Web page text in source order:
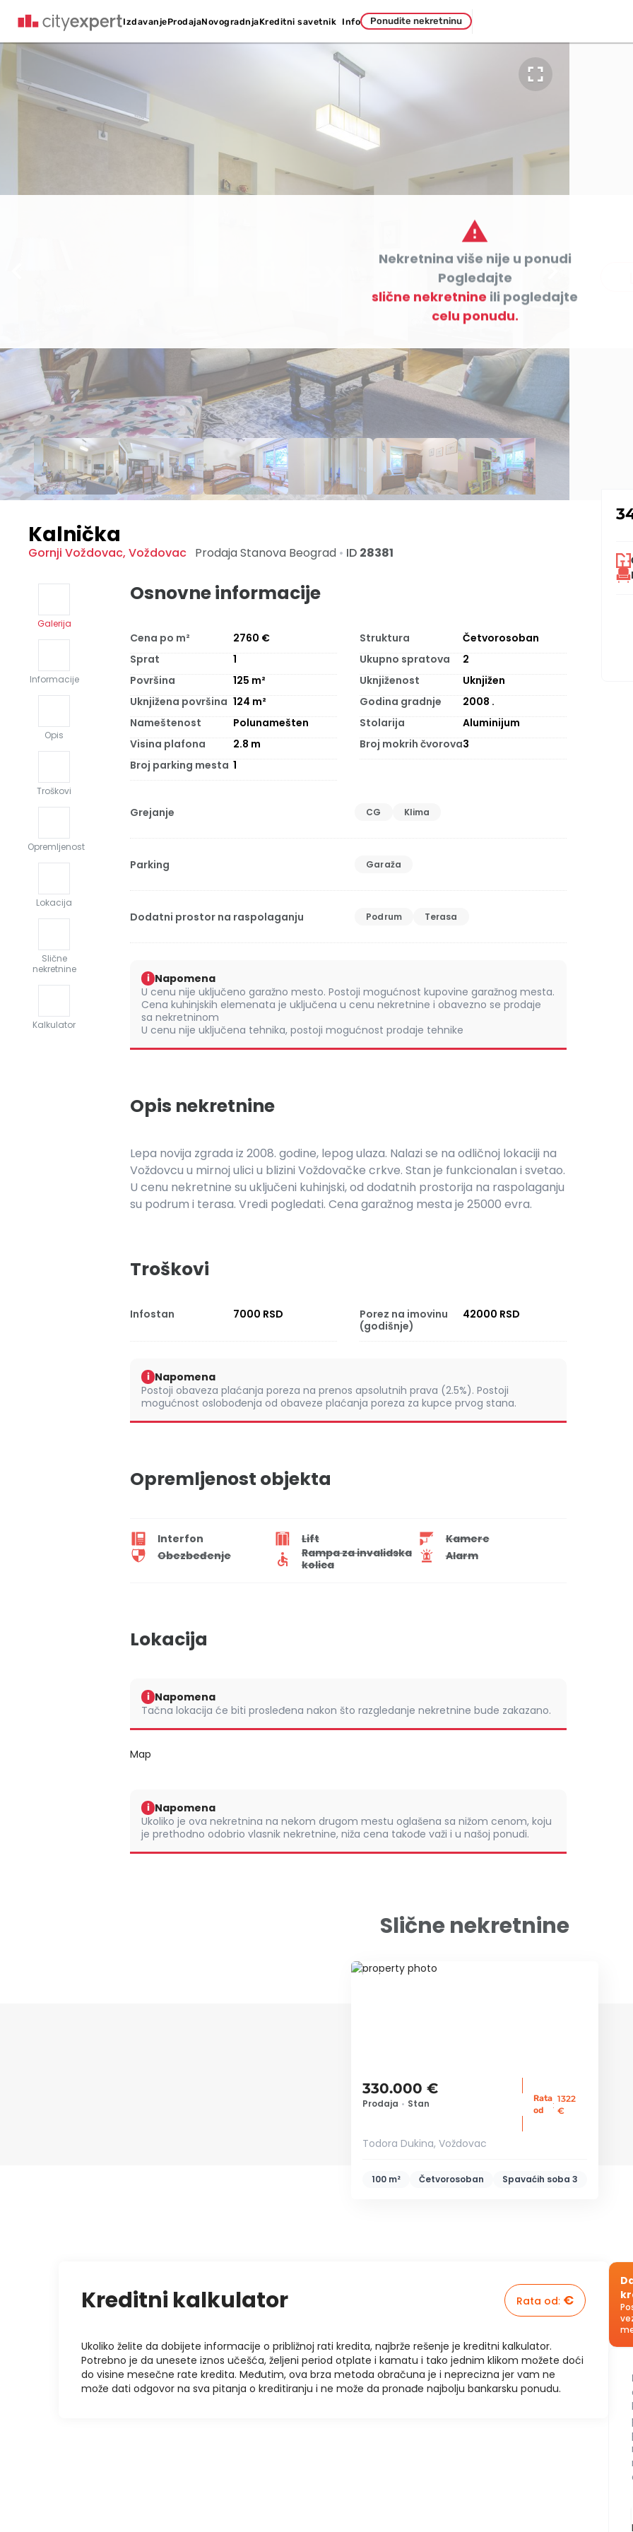
IzdavanjeProdajaNovogradnjaKreditni savetnik Info Ponudite nekretninu



Nekretnina više nije u ponudi
Pogledajte
slične nekretnine ili pogledajte
celu ponudu.
Kalnička
Gornji Voždovac, Voždovac Prodaja Stanova Beograd • ID 28381
Galerija
Informacije
Opis
Troškovi
Opremljenost
Lokacija
Slične
nekretnine
Kalkulator
Osnovne informacije
Cena po m² 2760 € Struktura
Četvorosoban
Sprat
1 Ukupno spratova
2
Površina
125 m² Uknjiženost
Uknjižen
Uknjižena površina 124 m² Godina gradnje 2008 .
Nameštenost
Polunamešten Stolarija
Aluminijum
Visina plafona
2.8 m Broj mokrih čvorova3
Broj parking mesta 1
Grejanje CG Klima
Parking Garaža
Dodatni prostor na raspolaganju Podrum Terasa
i Napomena
U cenu nije uključeno garažno mesto. Postoji mogućnost kupovine garažnog mesta.
Cena kuhinjskih elemenata je uključena u cenu nekretnine i obavezno se prodaje
sa nekretninom
U cenu nije uključena tehnika, postoji mogućnost prodaje tehnike
Opis nekretnine
Lepa novija zgrada iz 2008. godine, lepog ulaza. Nalazi se na odličnoj lokaciji na
Voždovcu u mirnoj ulici u blizini Voždovačke crkve. Stan je funkcionalan i svetao.
U cenu nekretnine su uključeni kuhinjski, od dodatnih prostorija na raspolaganju
su podrum i terasa. Vredi pogledati. Cena garažnog mesta je 25000 evra.
Troškovi
Infostan 7000 RSD
Porez na imovinu
(godišnje)
42000 RSD
i Napomena
Postoji obaveza plaćanja poreza na prenos apsolutnih prava (2.5%). Postoji
mogućnost oslobođenja od obaveze plaćanja poreza za kupce prvog stana.
Opremljenost objekta
Interfon Lift
Kamere
Obezbeđenje
Rampa za invalidska
kolica
Alarm
Lokacija
i Napomena
Tačna lokacija će biti prosleđena nakon što razgledanje nekretnine bude zakazano.
Map
i Napomena
Ukoliko je ova nekretnina na nekom drugom mestu oglašena sa nižom cenom, koju
je prethodno odobrio vlasnik nekretnine, niža cena takođe važi i u našoj ponudi.
Slične nekretnine
ID 53103
330.000 €
Prodaja • Stan
Rata
od
: 1322
€
Todora Dukina, Voždovac
100 m² Četvorosoban Spavaćih soba 3
Kreditni kalkulator Rata od: €
Ukoliko želite da dobijete informacije o približnoj rati kredita, najbrže rešenje je kreditni kalkulator.
Potrebno je da unesete iznos učešća, željeni period otplate i kamatu i tako jednim klikom možete doći
do visine mesečne rate kredita. Međutim, ova brza metoda obračuna je i neprecizna jer vam ne
može dati odgovor na sva pitanja o kreditiranju i ne može da pronađe najbolju bankarsku ponudu.